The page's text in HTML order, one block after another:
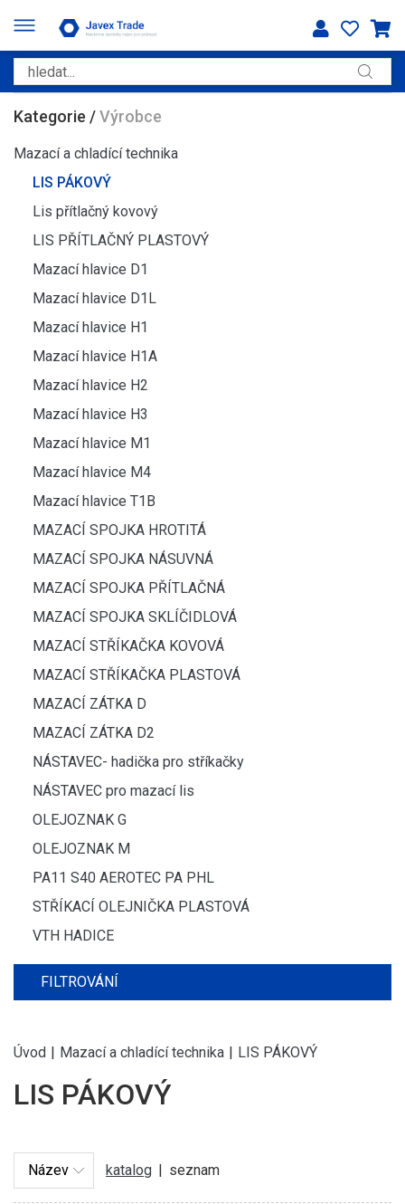
Kategorie /Výrobce
Mazací a chladící technika
LIS PÁKOVÝ
Lis přítlačný kovový
LIS PŘÍTLAČNÝ PLASTOVÝ
Mazací hlavice D1
Mazací hlavice D1L
Mazací hlavice H1
Mazací hlavice H1A
Mazací hlavice H2
Mazací hlavice H3
Mazací hlavice M1
Mazací hlavice M4
Mazací hlavice T1B
MAZACÍ SPOJKA HROTITÁ
MAZACÍ SPOJKA NÁSUVNÁ
MAZACÍ SPOJKA PŘÍTLAČNÁ
MAZACÍ SPOJKA SKLÍČIDLOVÁ
MAZACÍ STŘÍKAČKA KOVOVÁ
MAZACÍ STŘÍKAČKA PLASTOVÁ
MAZACÍ ZÁTKA D
MAZACÍ ZÁTKA D2
NÁSTAVEC- hadička pro stříkačky
NÁSTAVEC pro mazací lis
OLEJOZNAK G
OLEJOZNAK M
PA11 S40 AEROTEC PA PHL
STŘÍKACÍ OLEJNIČKA PLASTOVÁ
VTH HADICE
FILTROVÁNÍ
Úvod | Mazací a chladící technika | LIS PÁKOVÝ
LIS PÁKOVÝ
katalog | seznam